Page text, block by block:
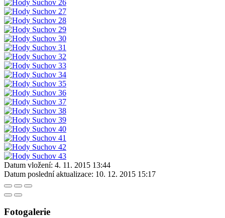
Datum vložení: 4. 11. 2015 13:44
Datum poslední aktualizace: 10. 12. 2015 15:17
Fotogalerie